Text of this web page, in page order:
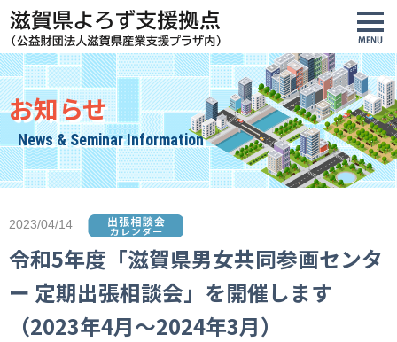
お知らせ
News & Seminar Information
2023/04/14
令和5年度「滋賀県男女共同参画センタ
ー 定期出張相談会」を開催します
（2023年4月～2024年3月）